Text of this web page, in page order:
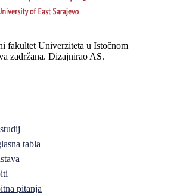
fakultet Univerziteta u Istočnom
zadržana. Dizajnirao AS.
tabla
pitanja